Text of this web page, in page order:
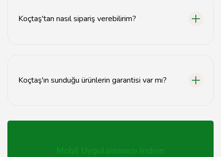
Koçtaş'tan nasıl sipariş verebilirim?
Koçtaş'ın sunduğu ürünlerin garantisi var mı?
sağlamaktadır. Ürünlerin garanti süresi, ürüne göre
Mobil Uygulamamızı İndirin